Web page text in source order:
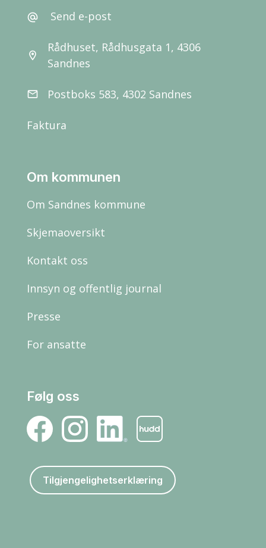
alternate_email Send e-post
location_on
Rådhuset, Rådhusgata 1, 4306
Sandnes
email Postboks 583, 4302 Sandnes
Faktura
Om kommunen
Om Sandnes kommune
Skjemaoversikt
Kontakt oss
Innsyn og offentlig journal
Presse
For ansatte
Følg oss
Tilgjengelighetserklæring